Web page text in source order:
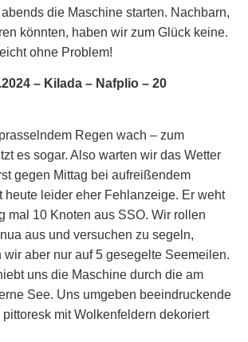
die Maschine starten. Nachbarn,
könnten, haben wir zum Glück keine.
ohne Problem!
– Kilada – Nafplio – 20
Regen wach – zum
es sogar. Also warten wir das Wetter
gegen Mittag bei aufreißendem
heute leider eher Fehlanzeige. Er weht
mal 10 Knoten aus SSO. Wir rollen
aus und versuchen zu segeln,
wir aber nur auf 5 gesegelte Seemeilen.
uns die Maschine durch die am
See. Uns umgeben beeindruckende
pittoresk mit Wolkenfeldern dekoriert